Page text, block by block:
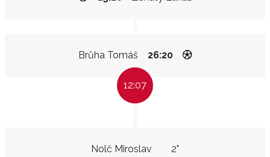
Brůha Tomáš 26:20
12:07
Nolč Miroslav 2"